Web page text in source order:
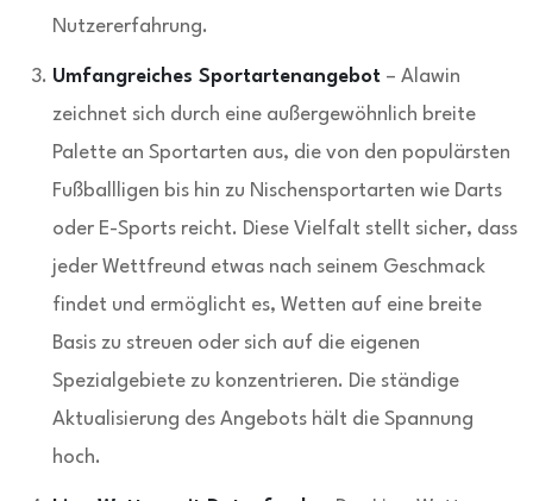
Nutzererfahrung.
Umfangreiches Sportartenangebot – Alawin
zeichnet sich durch eine außergewöhnlich breite
Palette an Sportarten aus, die von den populärsten
Fußballligen bis hin zu Nischensportarten wie Darts
oder E-Sports reicht. Diese Vielfalt stellt sicher, dass
jeder Wettfreund etwas nach seinem Geschmack
findet und ermöglicht es, Wetten auf eine breite
Basis zu streuen oder sich auf die eigenen
Spezialgebiete zu konzentrieren. Die ständige
Aktualisierung des Angebots hält die Spannung
hoch.